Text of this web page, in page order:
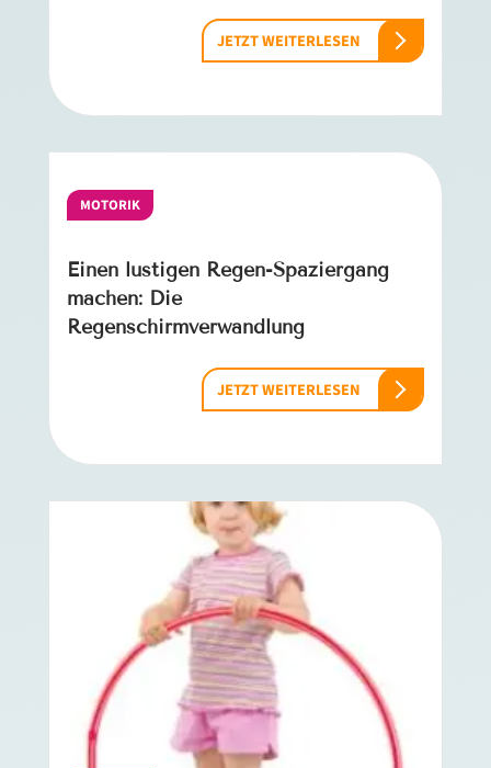
JETZT WEITERLESEN
MOTORIK
Einen lustigen Regen-Spaziergang
machen: Die
Regenschirmverwandlung
JETZT WEITERLESEN